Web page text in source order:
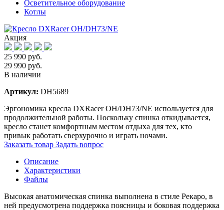
Осветительное оборудование
Котлы
Акция
25 990 руб.
29 990 руб.
В наличии
Артикул: DH5689
Эргономика кресла DXRacer OH/DH73/NE используется для
продолжительной работы. Поскольку спинка откидывается,
кресло станет комфортным местом отдыха для тех, кто
привык работать сверхурочно и играть ночами.
Заказать товар Задать вопрос
Описание
Характеристики
Файлы
Высокая анатомическая спинка выполнена в стиле Рекаро, в
ней предусмотрена поддержка поясницы и боковая поддержка